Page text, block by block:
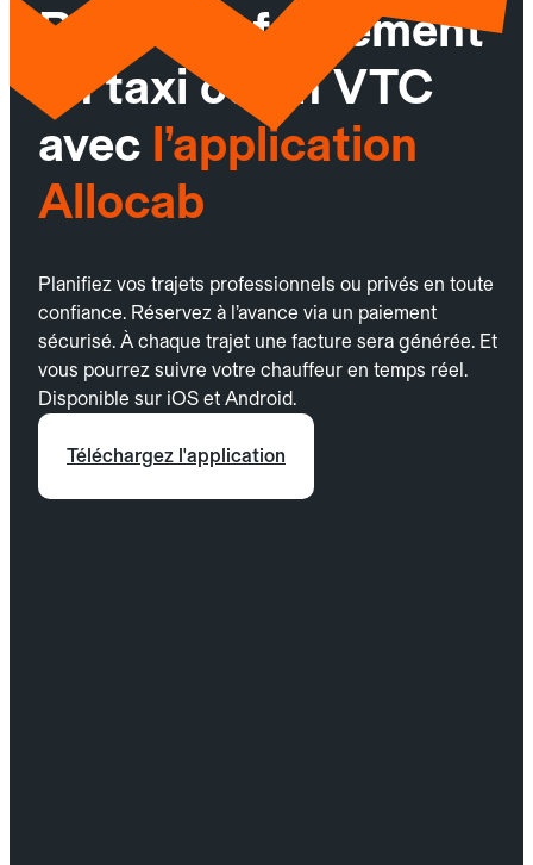
Réservez facilement
un taxi ou un VTC
avec l’application
Allocab
Planifiez vos trajets professionnels ou privés en toute
confiance. Réservez à l’avance via un paiement
sécurisé. À chaque trajet une facture sera générée. Et
vous pourrez suivre votre chauffeur en temps réel.
Disponible sur iOS et Android.
Téléchargez l'application